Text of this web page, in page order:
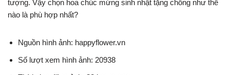
tượng. Vậy chọn hoa chúc mừng sinh nhật tặng chồng như thế
nào là phù hợp nhất?
Nguồn hình ảnh: happyflower.vn
Số lượt xem hình ảnh: 20938